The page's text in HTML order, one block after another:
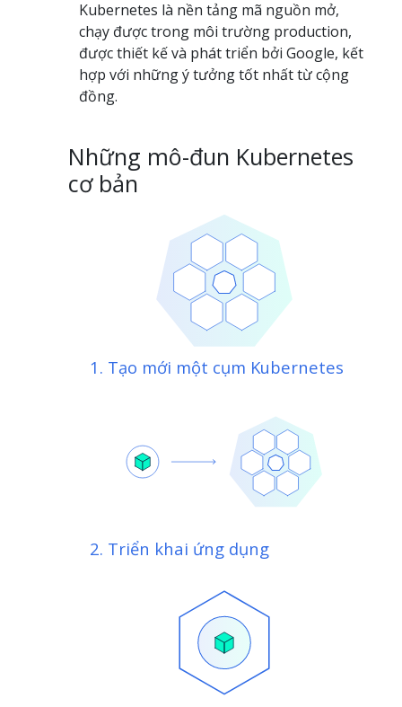
Kubernetes là nền tảng mã nguồn mở,
chạy được trong môi trường production,
được thiết kế và phát triển bởi Google, kết
hợp với những ý tưởng tốt nhất từ cộng
đồng.
Những mô-đun Kubernetes
cơ bản
1. Tạo mới một cụm Kubernetes
2. Triển khai ứng dụng